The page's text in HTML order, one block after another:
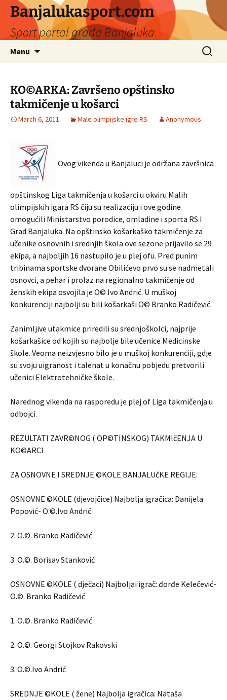
Banjalukasport.com
Sport portal grada Banjaluka
Menu
Search
for:
KO©ARKA: Završeno opštinsko
takmičenje u košarci
March 6, 2011 Male olimpijske igre RS Anonymous
Ovog vikenda u Banjaluci je održana završnica
opštinskog Liga takmičenja u košarci u okviru Malih
olimpijskih igara RS čiju su realizaciju i ove godine
omogućili Ministarstvo porodice, omladine i sporta RS I
Grad Banjaluka. Na opštinsko košarkaško takmičenje za
učenike osnovnih i srednjih škola ove sezone prijavilo se 29
ekipa, a najboljih 16 nastupilo je u plej ofu. Pred punim
tribinama sportske dvorane Obilićevo prvo su se nadmetali
osnovci, a pehar i prolaz na regionalno takmičenje od
ženskih ekipa osvojila je O© Ivo Andrić. U muškoj
konkurenciji najbolji su bili košarkaši O© Branko Radičević.
Zanimljive utakmice priredili su srednjoškolci, najprije
košarkašice od kojih su najbolje bile učenice Medicinske
škole. Veoma neizvjesno bilo je u muškoj konkurenciji, gdje
su svoju uigranost i talenat u konačnu pobjedu pretvorili
učenici Elektrotehničke škole.
Narednog vikenda na rasporedu je plej of Liga takmičenja u
odbojci.
REZULTATI ZAVR©NOG ( OP©TINSKOG) TAKMIčENJA U
KO©ARCI
ZA OSNOVNE I SREDNJE ©KOLE BANJALUčKE REGIJE:
OSNOVNE ©KOLE (djevojčice) Najbolja igračica: Danijela
Popović- O.©.Ivo Andrić
2. O.©. Branko Radičević
3. O.©. Borisav Stanković
OSNOVNE ©KOLE ( dječaci) Najboljai igrač: đorđe Kelečević-
O.©. Branko Radičević
1. O.©. Branko Radičević
2. O.©. Georgi Stojkov Rakovski
3. O.©.Ivo Andrić
SREDNJE ©KOLE ( žene) Najbolja igračica: Nataša